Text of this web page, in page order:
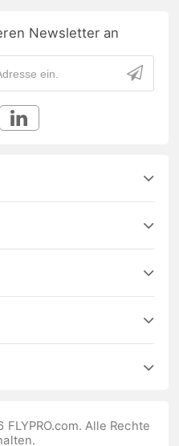
Newsletter an
Alle Rechte